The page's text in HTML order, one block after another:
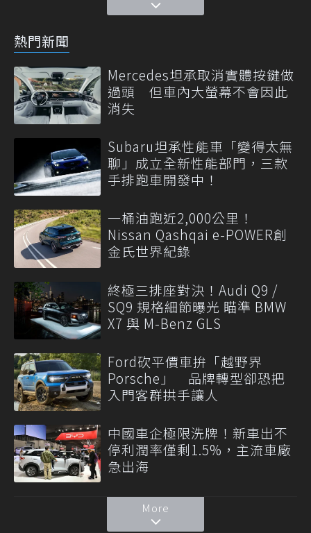
熱門新聞
Mercedes坦承取消實體按鍵做
過頭 但車內大螢幕不會因此
消失
Subaru坦承性能車「變得太無
聊」成立全新性能部門，三款
手排跑車開發中！
一桶油跑近2,000公里！
Nissan Qashqai e-POWER創
金氏世界紀錄
終極三排座對決！Audi Q9 /
SQ9 規格細節曝光 瞄準 BMW
X7 與 M-Benz GLS
Ford砍平價車拚「越野界
Porsche」 品牌轉型卻恐把
入門客群拱手讓人
中國車企極限洗牌！新車出不
停利潤率僅剩1.5%，主流車廠
急出海
More